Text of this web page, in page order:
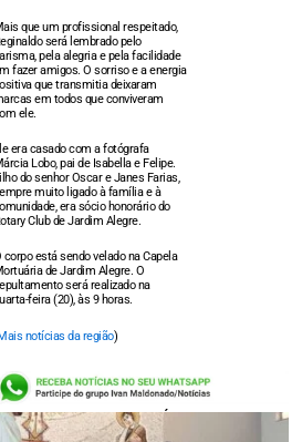
que um profissional respeitado,
será lembrado pelo
pela alegria e pela facilidade
fazer amigos. O sorriso e a energia
que transmitia deixaram
em todos que conviveram
ele.
era casado com a fotógrafa
Lobo, pai de Isabella e Felipe.
do senhor Oscar e Janes Farias,
muito ligado à família e à
era sócio honorário do
Club de Jardim Alegre.
corpo está sendo velado na Capela
de Jardim Alegre. O
será realizado na
feira (20), às 9 horas.
notícias da região)
LEIA TAMBÉM: